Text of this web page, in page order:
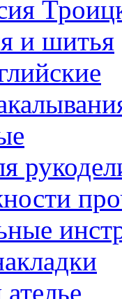
и шитья